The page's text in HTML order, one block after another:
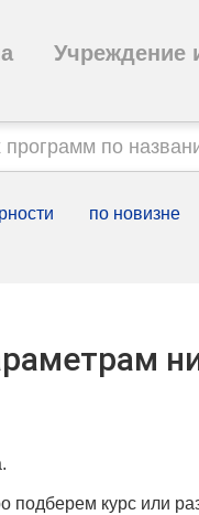
Учреждение
по новизне
подберем курс или